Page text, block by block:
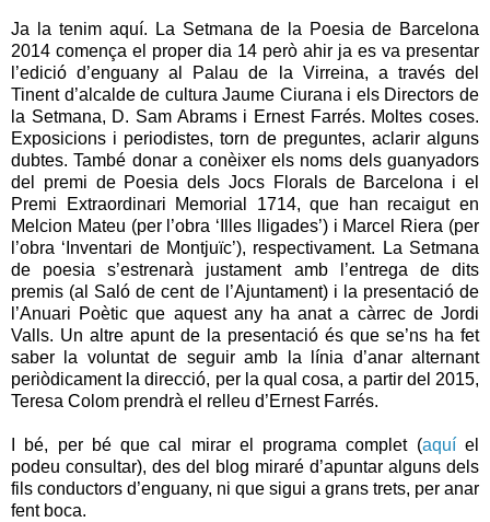
Ja la tenim aquí. La Setmana de la Poesia de Barcelona
2014 comença el proper dia 14 però ahir ja es va presentar
l’edició d’enguany al Palau de la Virreina, a través del
Tinent d’alcalde de cultura Jaume Ciurana i els Directors de
la Setmana, D. Sam Abrams i Ernest Farrés. Moltes coses.
Exposicions i periodistes, torn de preguntes, aclarir alguns
dubtes. També donar a conèixer els noms dels guanyadors
del premi de Poesia dels Jocs Florals de Barcelona i el
Premi Extraordinari Memorial 1714, que han recaigut en
Melcion Mateu (per l’obra ‘Illes lligades’) i Marcel Riera (per
l’obra ‘Inventari de Montjuïc’), respectivament. La Setmana
de poesia s’estrenarà justament amb l’entrega de dits
premis (al Saló de cent de l’Ajuntament) i la presentació de
l’Anuari Poètic que aquest any ha anat a càrrec de Jordi
Valls. Un altre apunt de la presentació és que se’ns ha fet
saber la voluntat de seguir amb la línia d’anar alternant
periòdicament la direcció, per la qual cosa, a partir del 2015,
Teresa Colom prendrà el relleu d’Ernest Farrés.
I bé, per bé que cal mirar el programa complet (aquíel
podeu consultar), des del blog miraré d’apuntar alguns dels
fils conductors d’enguany, ni que sigui a grans trets, per anar
fent boca.